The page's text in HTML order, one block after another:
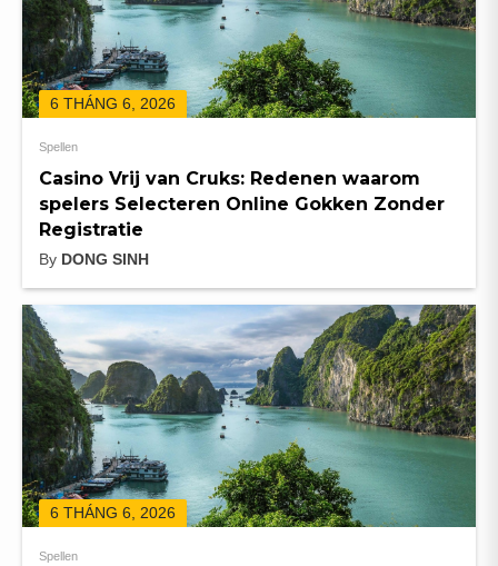
6 THÁNG 6, 2026
Spellen
Casino Vrij van Cruks: Redenen waarom
spelers Selecteren Online Gokken Zonder
Registratie
By DONG SINH
6 THÁNG 6, 2026
Spellen